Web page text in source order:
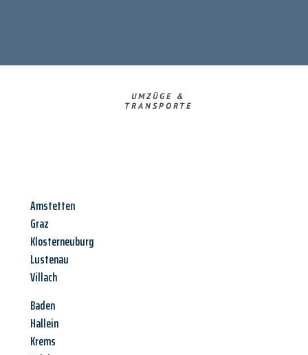
UMZÜGE &
TRANSPORTE
Amstetten
Graz
Klosterneuburg
Lustenau
Villach
Baden
Hallein
Krems